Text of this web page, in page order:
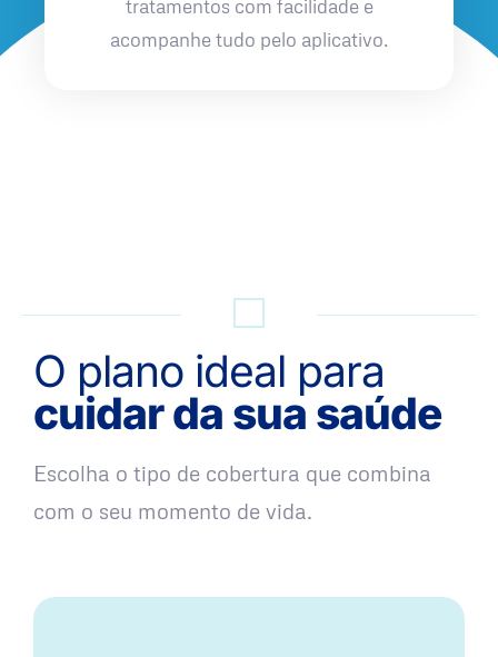
tratamentos com facilidade e
acompanhe tudo pelo aplicativo.
O plano ideal para
cuidar da sua saúde
Escolha o tipo de cobertura que combina
com o seu momento de vida.